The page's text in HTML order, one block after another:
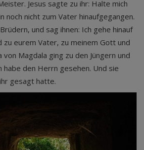
Jesus sagte zu ihr: Halte mich
noch nicht zum Vater hinaufgegangen.
und sag ihnen: Ich gehe hinauf
zu eurem Vater, zu meinem Gott und
Magdala ging zu den Jüngern und
habe den Herrn gesehen. Und sie
gesagt hatte.